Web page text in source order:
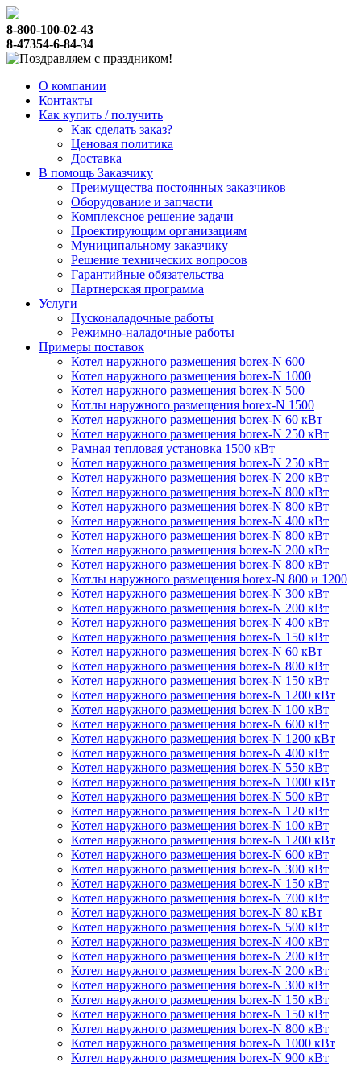
8-800-100-02-43
8-47354-6-84-34
О компании
Контакты
Как купить / получить
Как сделать заказ?
Ценовая политика
Доставка
В помощь Заказчику
Преимущества постоянных заказчиков
Оборудование и запчасти
Комплексное решение задачи
Проектирующим организациям
Муниципальному заказчику
Решение технических вопросов
Гарантийные обязательства
Партнерская программа
Услуги
Пусконаладочные работы
Режимно-наладочные работы
Примеры поставок
Котел наружного размещения borex-N 600
Котел наружного размещения borex-N 1000
Котел наружного размещения borex-N 500
Котлы наружного размещения borex-N 1500
Котел наружного размещения borex-N 60 кВт
Котел наружного размещения borex-N 250 кВт
Рамная тепловая установка 1500 кВт
Котел наружного размещения borex-N 250 кВт
Котел наружного размещения borex-N 200 кВт
Котел наружного размещения borex-N 800 кВт
Котел наружного размещения borex-N 800 кВт
Котел наружного размещения borex-N 400 кВт
Котел наружного размещения borex-N 800 кВт
Котел наружного размещения borex-N 200 кВт
Котел наружного размещения borex-N 800 кВт
Котлы наружного размещения borex-N 800 и 1200
Котел наружного размещения borex-N 300 кВт
Котел наружного размещения borex-N 200 кВт
Котел наружного размещения borex-N 400 кВт
Котел наружного размещения borex-N 150 кВт
Котел наружного размещения borex-N 60 кВт
Котел наружного размещения borex-N 800 кВт
Котел наружного размещения borex-N 150 кВт
Котел наружного размещения borex-N 1200 кВт
Котел наружного размещения borex-N 100 кВт
Котел наружного размещения borex-N 600 кВт
Котел наружного размещения borex-N 1200 кВт
Котел наружного размещения borex-N 400 кВт
Котел наружного размещения borex-N 550 кВт
Котел наружного размещения borex-N 1000 кВт
Котел наружного размещения borex-N 500 кВт
Котел наружного размещения borex-N 120 кВт
Котел наружного размещения borex-N 100 кВт
Котел наружного размещения borex-N 1200 кВт
Котел наружного размещения borex-N 600 кВт
Котел наружного размещения borex-N 300 кВт
Котел наружного размещения borex-N 150 кВт
Котел наружного размещения borex-N 700 кВт
Котел наружного размещения borex-N 80 кВт
Котел наружного размещения borex-N 500 кВт
Котел наружного размещения borex-N 400 кВт
Котел наружного размещения borex-N 200 кВт
Котел наружного размещения borex-N 200 кВт
Котел наружного размещения borex-N 300 кВт
Котел наружного размещения borex-N 150 кВт
Котел наружного размещения borex-N 150 кВт
Котел наружного размещения borex-N 800 кВт
Котел наружного размещения borex-N 1000 кВт
Котел наружного размещения borex-N 900 кВт